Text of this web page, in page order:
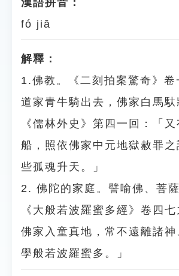
漢語拼音：
fó jiā
解釋：
1.佛教。《二刻拍案驚奇》卷
道家青牛騎出去，佛家白馬馱
《儒林外史》第四一回：「
船，照依佛家中元地獄赦罪之
些孤魂升天。」
2. 佛陀的家庭。譬喻佛、菩薩
《大般若波羅蜜多經》卷四
佛家入童真地，常不遠離諸神
學般若波羅蜜多。」